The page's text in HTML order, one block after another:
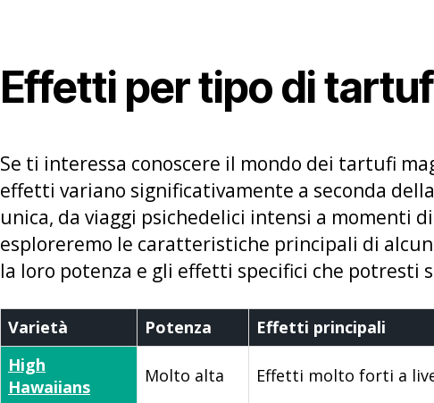
Effetti per tipo di
Se ti interessa conoscere il mondo dei tartufi
effetti variano significativamente a seconda
unica, da viaggi psichedelici intensi a momenti
esploreremo le caratteristiche principali di
la loro potenza e gli effetti specifici che potresti
Varietà Potenza
Effetti principali
High
Hawaiians
Molto alta Effetti molto forti a